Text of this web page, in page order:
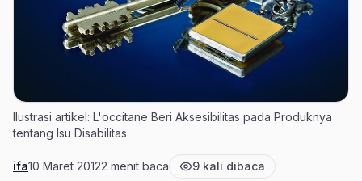
Ilustrasi artikel: L'occitane Beri Aksesibilitas pada Produknya
tentang Isu Disabilitas
Penulis
ifaTanggal terbit
10 Maret 2012Estimasi waktu baca
2 menit baca Jumlah pembaca
9 kali dibaca